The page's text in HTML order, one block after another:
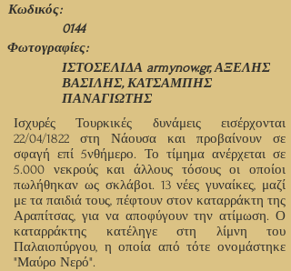
Ισχυρές Τουρκικές δυνάμεις εισέρχονται
22/04/1822 στη Νάουσα και προβαίνουν σε
σφαγή επί 5νθήμερο. Το τίμημα ανέρχεται σε
5.000 νεκρούς και άλλους τόσους οι οποίοι
πωλήθηκαν ως σκλάβοι. 13 νέες γυναίκες, μαζί
με τα παιδιά τους, πέφτουν στον καταρράκτη της
Αραπίτσας, για να αποφύγουν την ατίμωση. Ο
καταρράκτης κατέληγε στη λίμνη του
Παλαιοπύργου, η οποία από τότε ονομάστηκε
"Μαύρο Νερό".
Φωτογραφίες:
ΙΣΤΟΣΕΛΙΔΑ armynow.gr, ΑΞΕΛΗΣ
ΒΑΣΙΛΗΣ, ΚΑΤΣΑΜΠΗΣ
ΠΑΝΑΓΙΩΤΗΣ
Κωδικός:
0144